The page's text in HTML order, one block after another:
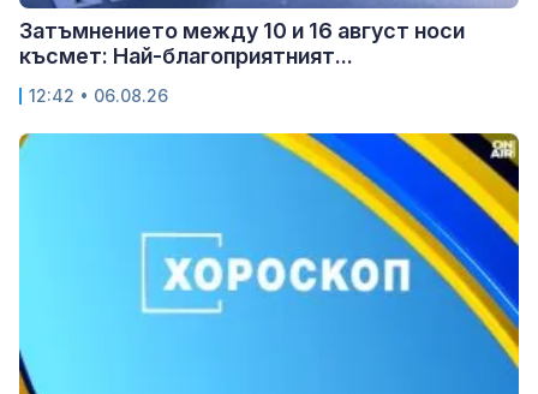
Затъмнението между 10 и 16 август носи
късмет: Най-благоприятният...
12:42 • 06.08.26